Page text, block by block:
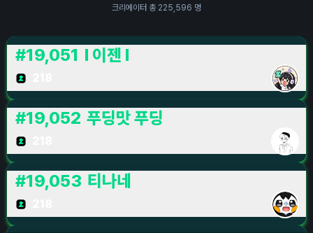
크리에이터 총 225,596 명
#19,051 I 이젠 I
#19,052 푸딩맛 푸딩
#19,053 티나네